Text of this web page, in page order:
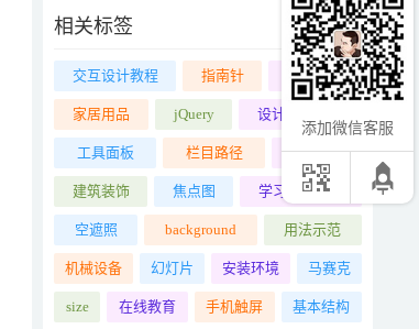
相关标签
交互设计教程 指南针 同级栏目
家居用品 jQuery 设计入门教程
工具面板 栏目路径 dedems
建筑装饰 焦点图 学习交互设计
空遮照 background 用法示范
机械设备 幻灯片 安装环境 马赛克
size 在线教育 手机触屏 基本结构
添加微信客服